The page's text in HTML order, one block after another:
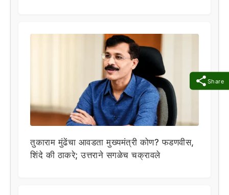
Share
तुकाराम मुंढेंचा आवडता मुख्यमंत्री कोण? फडणवीस,
शिंदे की ठाकरे; उत्तराने सगळेच चक्रावले